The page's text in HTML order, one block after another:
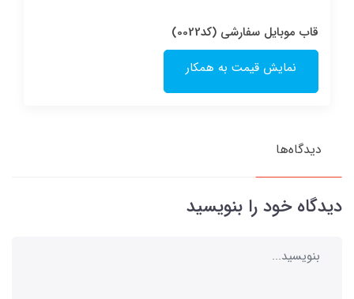
قاب موبایل سفارشی (کد0022)
نمایش قیمت به همکار
دیدگاه‌ها
دیدگاه خود را بنویسید